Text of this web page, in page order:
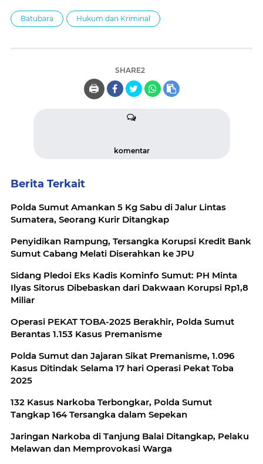
Batubara Hukum dan Kriminal
SHARE2
🖨️
komentar
Berita Terkait
Polda Sumut Amankan 5 Kg Sabu di Jalur Lintas
Sumatera, Seorang Kurir Ditangkap
Penyidikan Rampung, Tersangka Korupsi Kredit Bank
Sumut Cabang Melati Diserahkan ke JPU
Sidang Pledoi Eks Kadis Kominfo Sumut: PH Minta
Ilyas Sitorus Dibebaskan dari Dakwaan Korupsi Rp1,8
Miliar
Operasi PEKAT TOBA-2025 Berakhir, Polda Sumut
Berantas 1.153 Kasus Premanisme
Polda Sumut dan Jajaran Sikat Premanisme, 1.096
Kasus Ditindak Selama 17 hari Operasi Pekat Toba
2025
132 Kasus Narkoba Terbongkar, Polda Sumut
Tangkap 164 Tersangka dalam Sepekan
Jaringan Narkoba di Tanjung Balai Ditangkap, Pelaku
Melawan dan Memprovokasi Warga